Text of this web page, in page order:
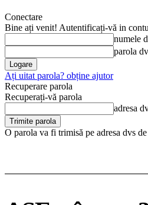
Conectare
Bine ați venit! Autentificați-vă in
numele
parola
Ați uitat parola? obține ajutor
Recuperare parola
Recuperați-vă parola
adresa
O parola va fi trimisă pe adresa dvs